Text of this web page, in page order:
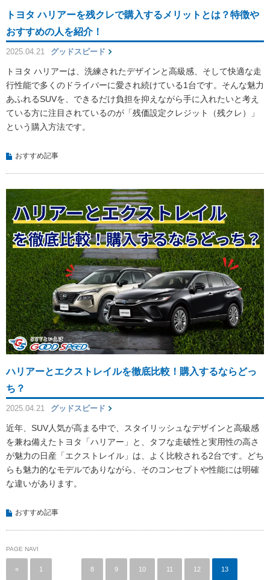
トヨタ ハリアーを残クレで購入するメリットとは？特徴や
おすすめの人を紹介！
2025.04.21 グッドスピード
トヨタ ハリアーは、洗練されたデザインと高級感、そして快適な走
行性能で多くのドライバーに愛され続けている1台です。そんな魅力
あふれるSUVを、できるだけ負担を抑えながら手に入れたいと考え
ている方に注目されているのが「残価設定クレジット（残クレ）」
という購入方法です。
おすすめ記事
ハリアーとエクストレイルを徹底比較！購入するならどっ
ち？
2025.04.21 グッドスピード
近年、SUV人気が高まる中で、スタイリッシュなデザインと高級感
を兼ね備えたトヨタ「ハリアー」と、タフな走破性と実用性の高さ
が魅力の日産「エクストレイル」は、よく比較される2台です。どち
らも魅力的なモデルでありながら、そのコンセプトや性能には明確
な違いがあります。
おすすめ記事
PAGE NAVI
« 1 8 9 10 11 12 13